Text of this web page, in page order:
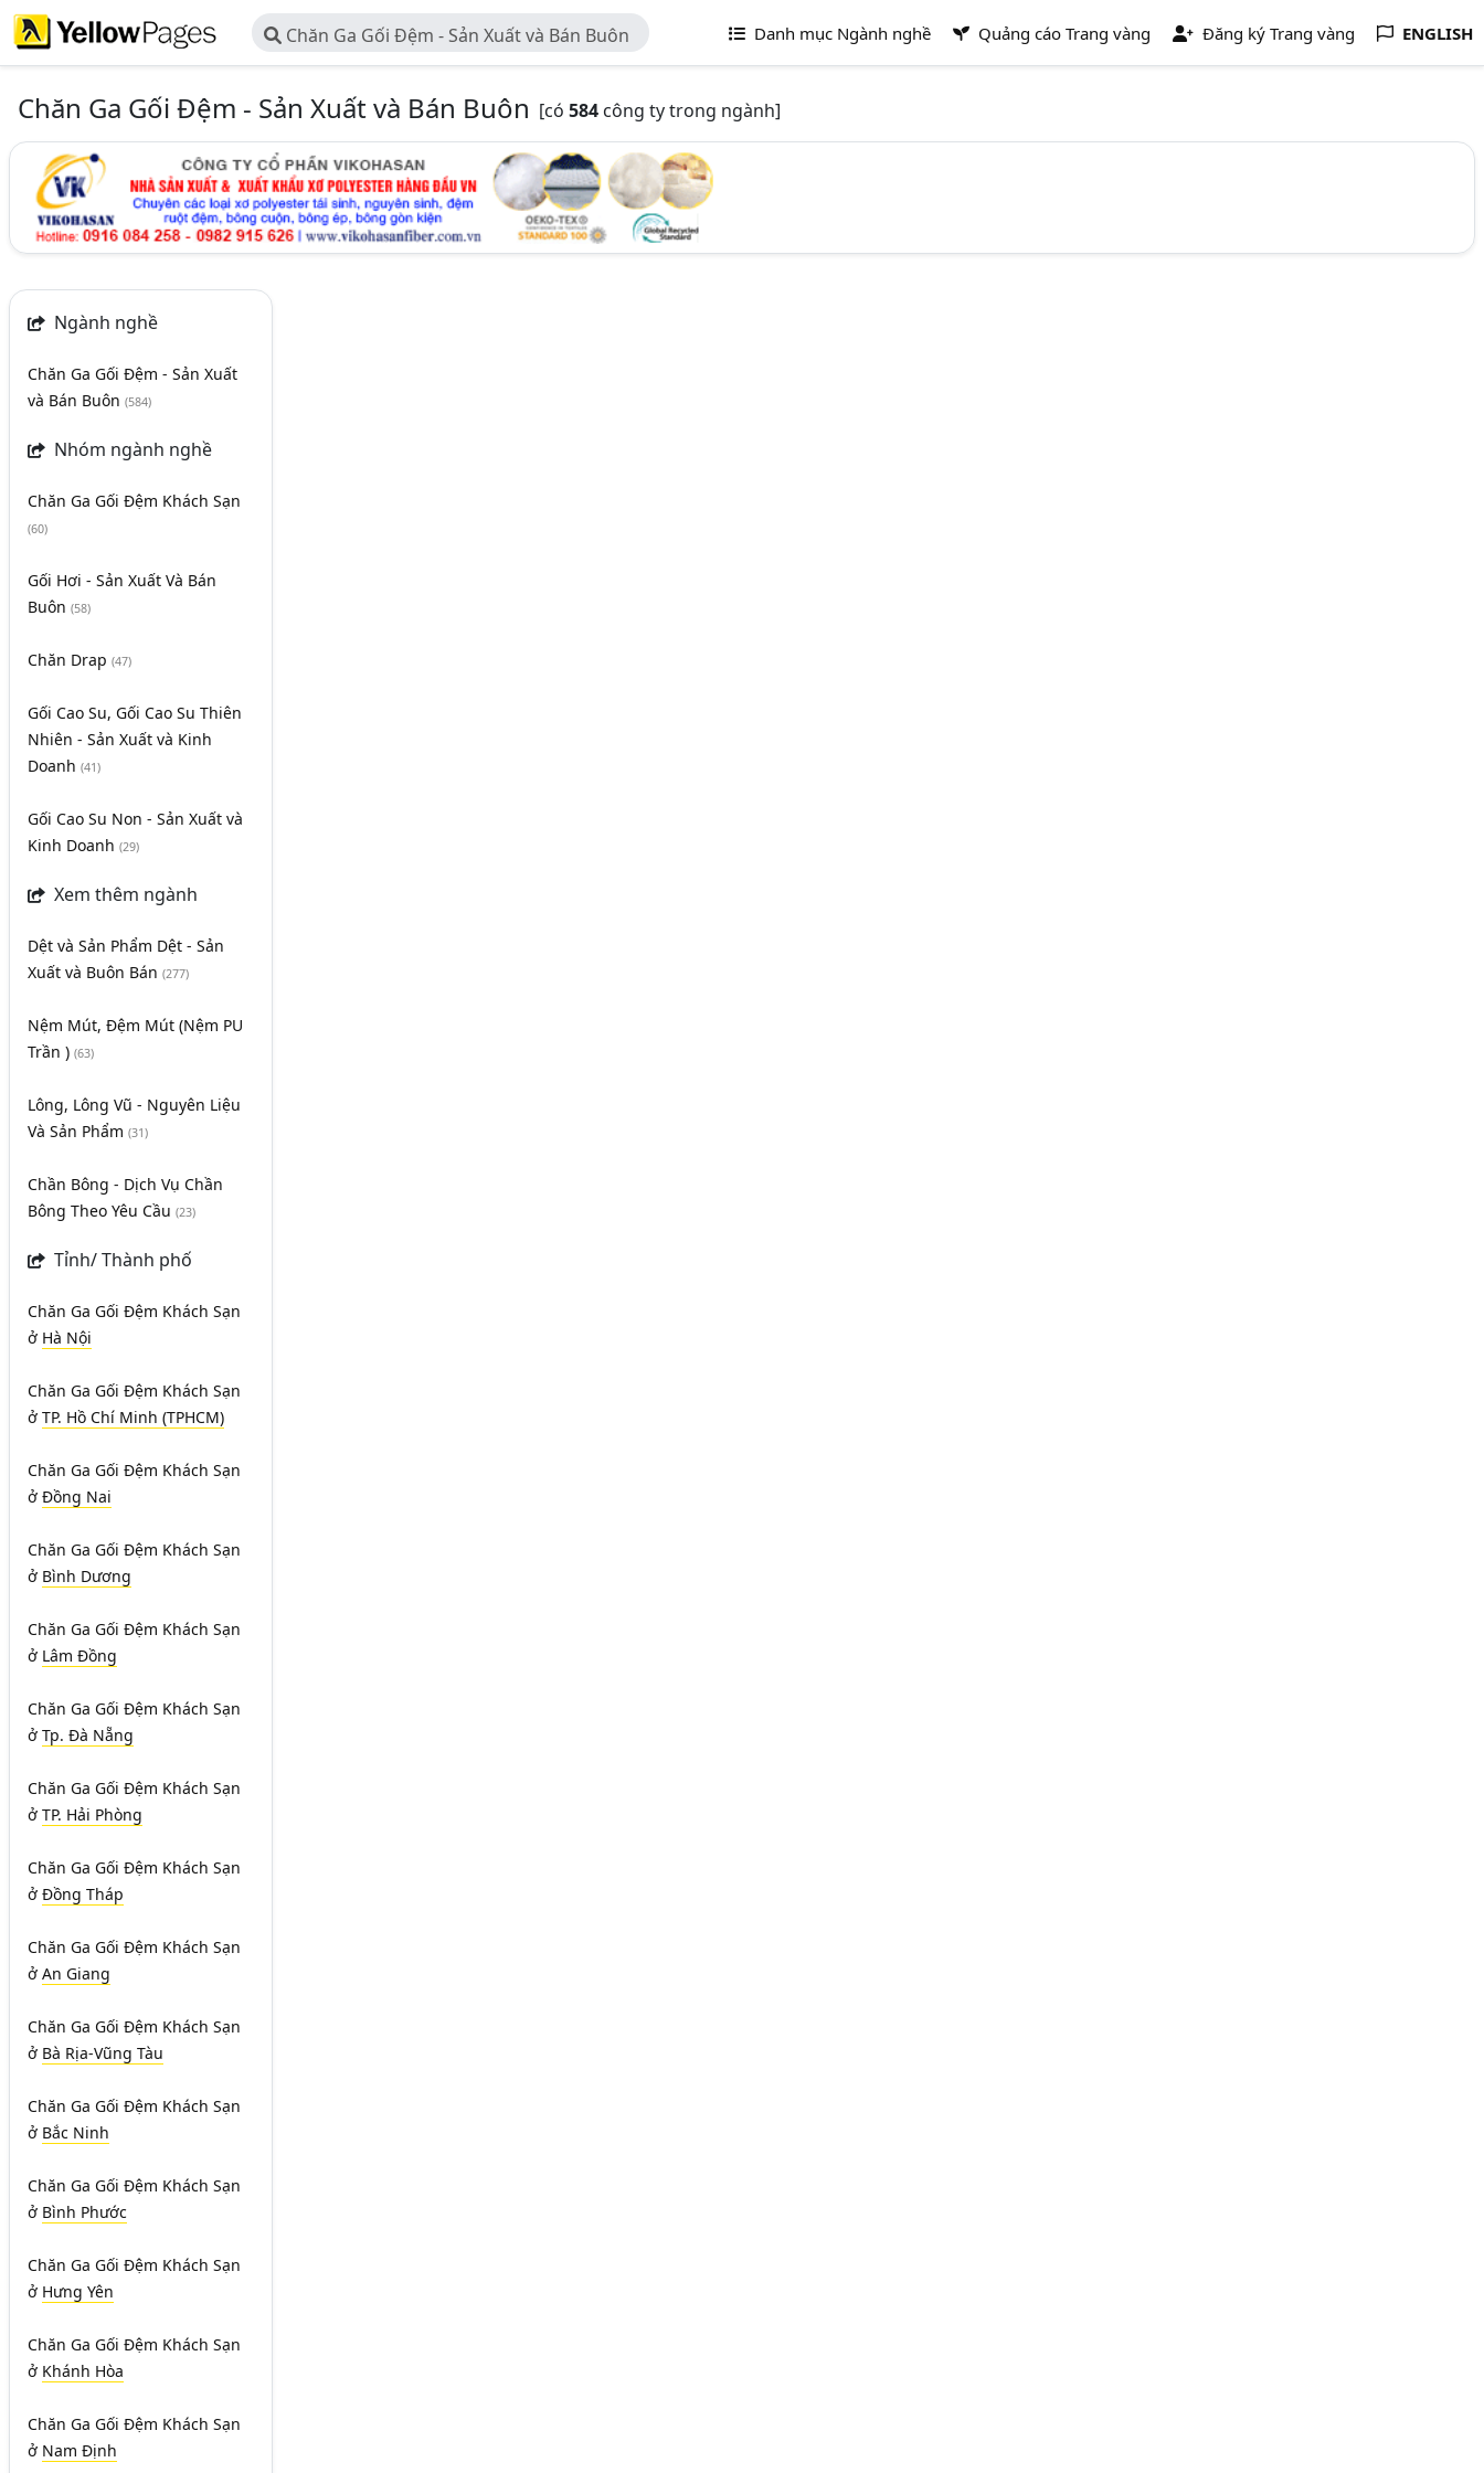
Chăn Ga Gối Đệm - Sản Xuất và Bán Buôn Danh mục Ngành nghề Quảng cáo Trang vàng Đăng ký Trang vàng ENGLISH
Chăn Ga Gối Đệm - Sản Xuất và Bán Buôn [có 584 công ty trong ngành]
Ngành nghề
Chăn Ga Gối Đệm - Sản Xuất
và Bán Buôn (584)
Nhóm ngành nghề
Chăn Ga Gối Đệm Khách Sạn
(60)
Gối Hơi - Sản Xuất Và Bán
Buôn (58)
Chăn Drap (47)
Gối Cao Su, Gối Cao Su Thiên
Nhiên - Sản Xuất và Kinh
Doanh (41)
Gối Cao Su Non - Sản Xuất và
Kinh Doanh (29)
Xem thêm ngành
Dệt và Sản Phẩm Dệt - Sản
Xuất và Buôn Bán (277)
Nệm Mút, Đệm Mút (Nệm PU
Trần ) (63)
Lông, Lông Vũ - Nguyên Liệu
Và Sản Phẩm (31)
Chần Bông - Dịch Vụ Chần
Bông Theo Yêu Cầu (23)
Tỉnh/ Thành phố
Chăn Ga Gối Đệm Khách Sạn
ở Hà Nội
Chăn Ga Gối Đệm Khách Sạn
ở TP. Hồ Chí Minh (TPHCM)
Chăn Ga Gối Đệm Khách Sạn
ở Đồng Nai
Chăn Ga Gối Đệm Khách Sạn
ở Bình Dương
Chăn Ga Gối Đệm Khách Sạn
ở Lâm Đồng
Chăn Ga Gối Đệm Khách Sạn
ở Tp. Đà Nẵng
Chăn Ga Gối Đệm Khách Sạn
ở TP. Hải Phòng
Chăn Ga Gối Đệm Khách Sạn
ở Đồng Tháp
Chăn Ga Gối Đệm Khách Sạn
ở An Giang
Chăn Ga Gối Đệm Khách Sạn
ở Bà Rịa-Vũng Tàu
Chăn Ga Gối Đệm Khách Sạn
ở Bắc Ninh
Chăn Ga Gối Đệm Khách Sạn
ở Bình Phước
Chăn Ga Gối Đệm Khách Sạn
ở Hưng Yên
Chăn Ga Gối Đệm Khách Sạn
ở Khánh Hòa
Chăn Ga Gối Đệm Khách Sạn
ở Nam Định